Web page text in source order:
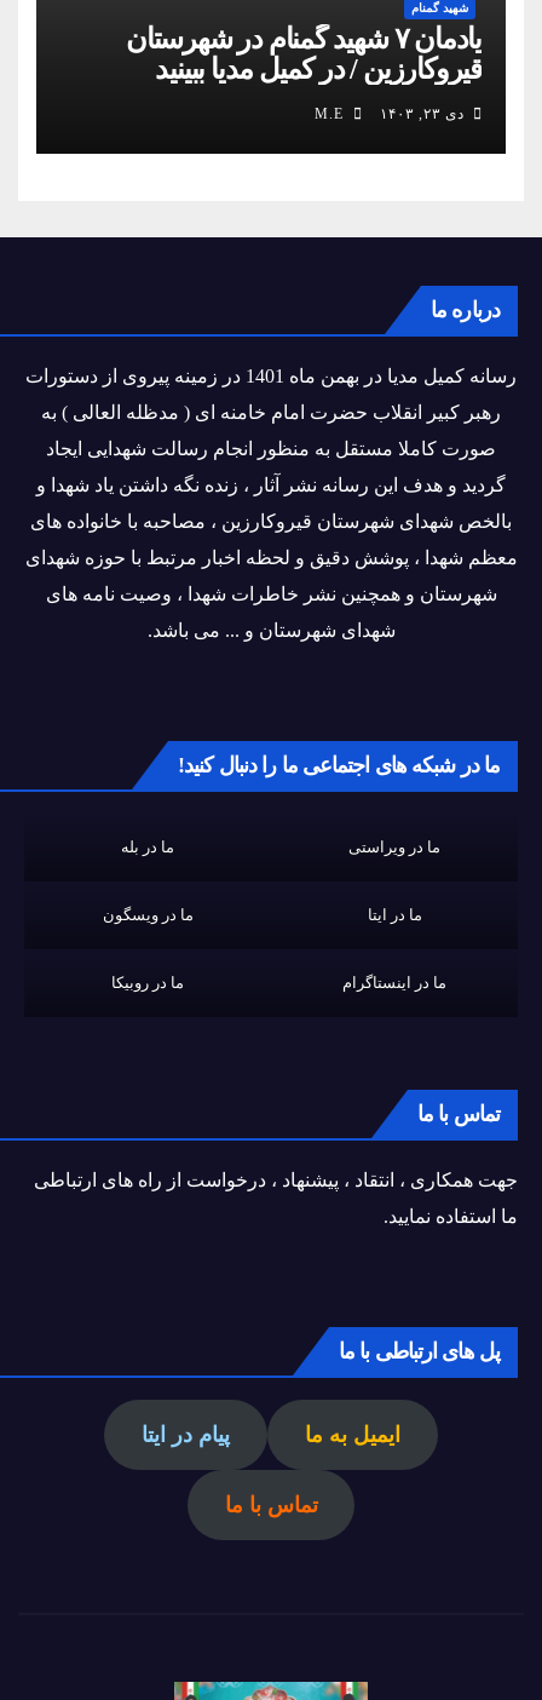
شهید گمنام
یادمان ۷ شهید گمنام در شهرستان
قیروکارزین / در کمیل مدیا ببینید
دی ۲۳, ۱۴۰۳
درباره ما
رسانه کمیل مدیا در بهمن ماه 1401 در زمینه پیروی از دستورات
رهبر کبیر انقلاب حضرت امام خامنه ای ( مدظله العالی ) به
صورت کاملا مستقل به منظور انجام رسالت شهدایی ایجاد
گردید و هدف این رسانه نشر آثار ، زنده نگه داشتن یاد شهدا و
بالخص شهدای شهرستان قیروکارزین ، مصاحبه با خانواده های
معظم شهدا ، پوشش دقیق و لحظه اخبار مرتبط با حوزه شهدای
شهرستان و همچنین نشر خاطرات شهدا ، وصیت نامه های
شهدای شهرستان و ... می باشد.
ما در شبکه های اجتماعی ما را دنبال کنید!
ما در ویراستی ما در بله
ما در ایتا ما در ویسگون
ما در اینستاگرام ما در روبیکا
تماس با ما
جهت همکاری ، انتقاد ، پیشنهاد ، درخواست از راه های ارتباطی
ما استفاده نمایید.
پل های ارتباطی با ما
ایمیل به ما پیام در ایتا
تماس با ما